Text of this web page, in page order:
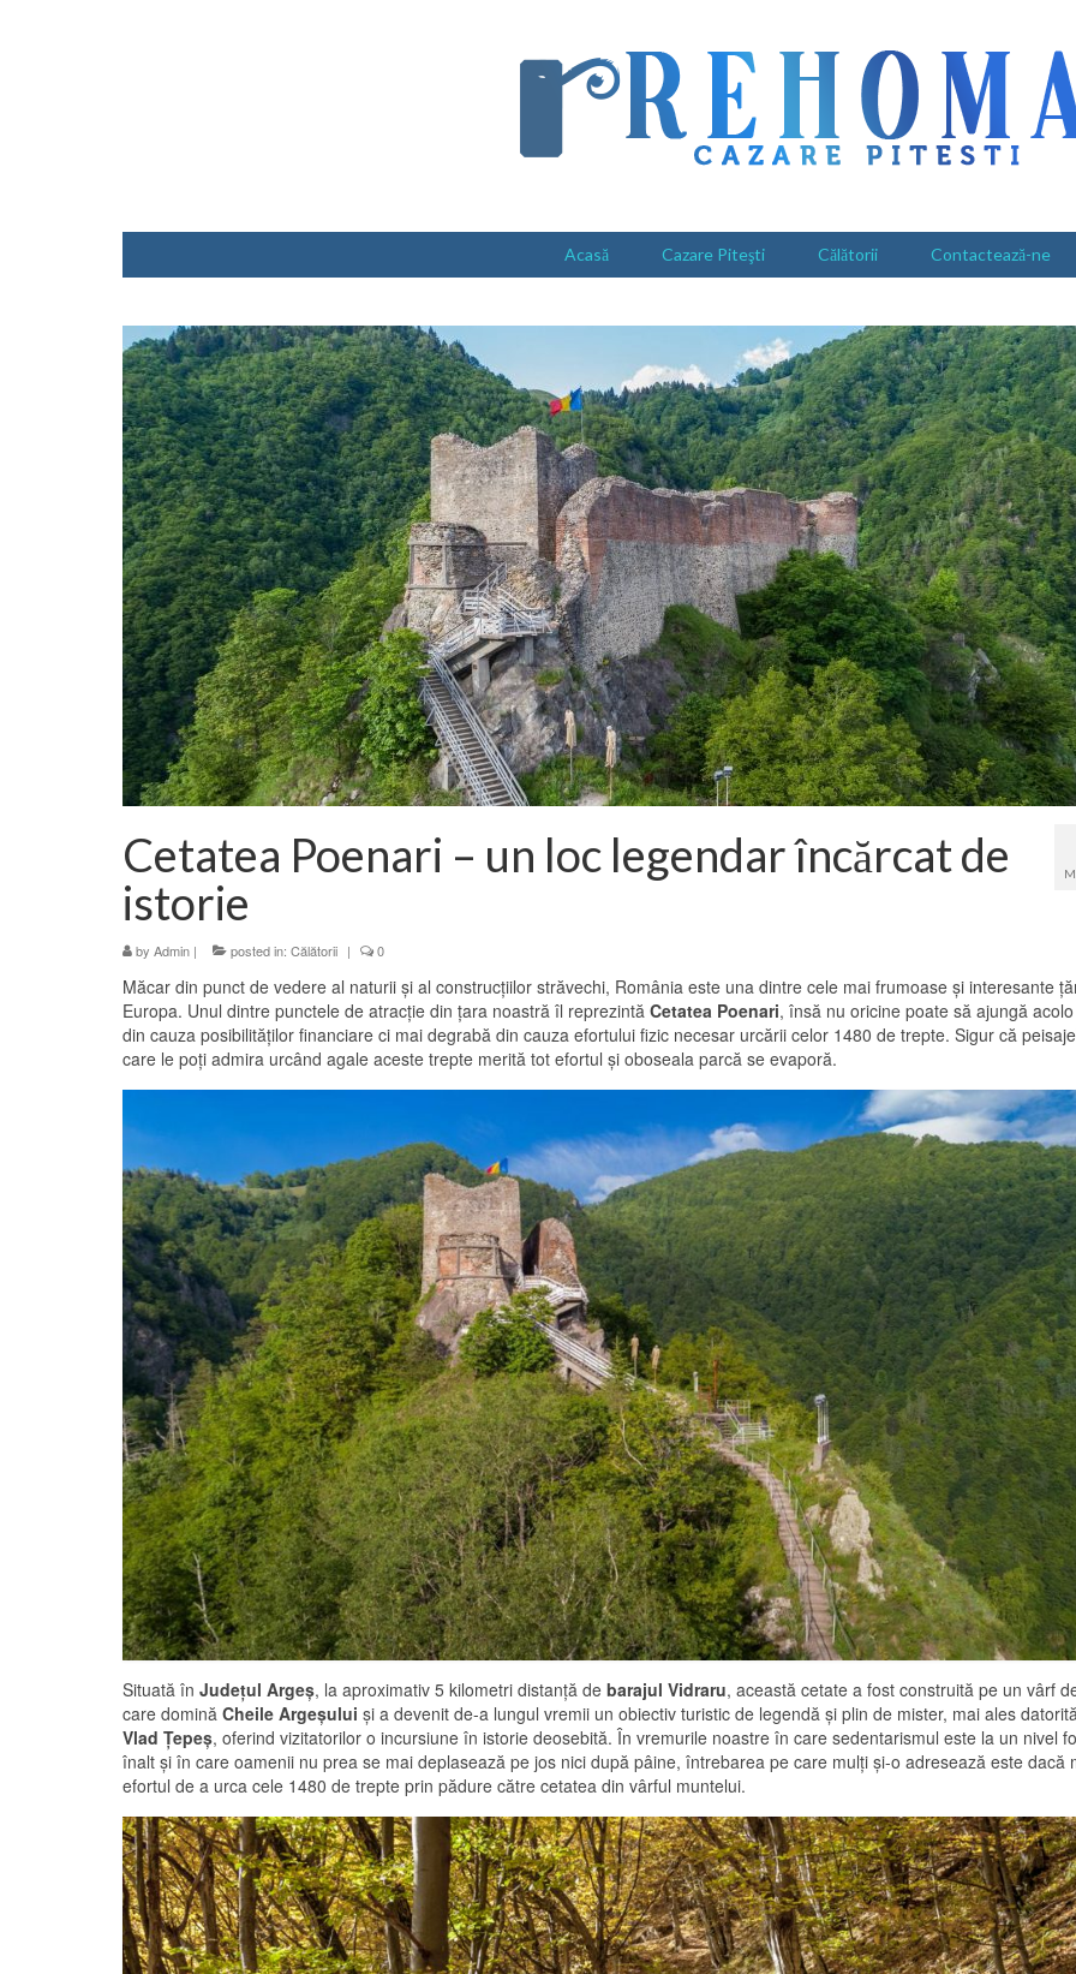
Acasă Cazare Piteşti Călătorii Contactează-ne
Cetatea Poenari – un loc legendar încărcat de
istorie
by Admin | posted in: Călătorii | 0
Măcar din punct de vedere al naturii şi al construcţiilor străvechi, România este una dintre cele mai frumoase şi interesante
Europa. Unul dintre punctele de atracţie din ţara noastră îl reprezintă Cetatea Poenari, însă nu oricine poate să ajungă
din cauza posibilităţilor financiare ci mai degrabă din cauza efortului fizic necesar urcării celor 1480 de trepte. Sigur că
care le poţi admira urcând agale aceste trepte merită tot efortul şi oboseala parcă se evaporă.
Situată în Judeţul Argeş, la aproximativ 5 kilometri distanţă de barajul Vidraru, această cetate a fost construită pe un vârf
care domină Cheile Argeşului şi a devenit de-a lungul vremii un obiectiv turistic de legendă şi plin de mister, mai ales
Vlad Ţepeş, oferind vizitatorilor o incursiune în istorie deosebită. În vremurile noastre în care sedentarismul este la un nivel
înalt şi în care oamenii nu prea se mai deplasează pe jos nici după pâine, întrebarea pe care mulţi şi-o adresează este dacă
efortul de a urca cele 1480 de trepte prin pădure către cetatea din vârful muntelui.